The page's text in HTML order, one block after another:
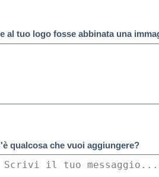
al tuo logo fosse abbinata una
qualcosa che vuoi aggiungere?